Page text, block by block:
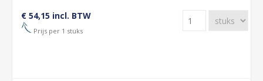
€ 54,15 incl. BTW
Prijs per 1 stuks